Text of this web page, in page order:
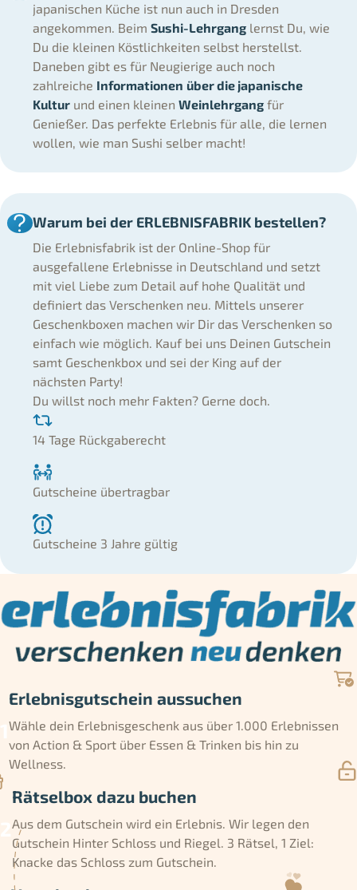
japanischen Küche ist nun auch in Dresden
angekommen. Beim Sushi-Lehrganglernst Du, wie
Du die kleinen Köstlichkeiten selbst herstellst.
Daneben gibt es für Neugierige auch noch
zahlreiche Informationen über die japanische
Kulturund einen kleinen Weinlehrgangfür
Genießer. Das perfekte Erlebnis für alle, die lernen
wollen, wie man Sushi selber macht!
Warum bei der ERLEBNISFABRIK bestellen?
Die Erlebnisfabrik ist der Online-Shop für
ausgefallene Erlebnisse in Deutschland und setzt
mit viel Liebe zum Detail auf hohe Qualität und
definiert das Verschenken neu. Mittels unserer
Geschenkboxen machen wir Dir das Verschenken so
einfach wie möglich. Kauf bei uns Deinen Gutschein
samt Geschenkbox und sei der King auf der
nächsten Party!
Du willst noch mehr Fakten? Gerne doch.
14 Tage Rückgaberecht
Gutscheine übertragbar
Gutscheine 3 Jahre gültig
Erlebnisgutschein aussuchen
Wähle dein Erlebnisgeschenk aus über 1.000 Erlebnissen
von Action & Sport über Essen & Trinken bis hin zu
Wellness.
Rätselbox dazu buchen
Aus dem Gutschein wird ein Erlebnis. Wir legen den
Gutschein Hinter Schloss und Riegel. 3 Rätsel, 1 Ziel:
Knacke das Schloss zum Gutschein.